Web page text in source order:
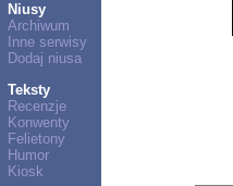
Niusy
Archiwum
Inne serwisy
Dodaj niusa
Teksty
Recenzje
Konwenty
Felietony
Humor
Kiosk